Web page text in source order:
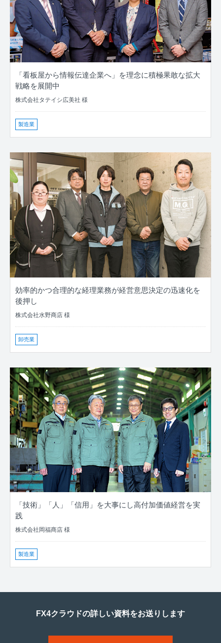
「看板屋から情報伝達企業へ」を理念に積極果敢な拡大
戦略を展開中
株式会社タテイシ広美社 様
製造業
効率的かつ合理的な経理業務が経営意思決定の迅速化を
後押し
株式会社水野商店 様
卸売業
「技術」「人」「信用」を大事にし高付加価値経営を実
践
株式会社岡福商店 様
製造業
FX4クラウドの詳しい資料をお送りします